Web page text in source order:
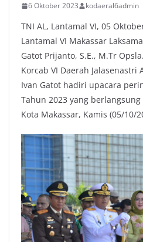
6 Oktober 2023 kodaeral6admin
TNI AL, Lantamal VI, 05
Lantamal VI Makassar
Gatot Prijanto, S.E., M.Tr
Korcab VI Daerah Jalasenastri
Ivan Gatot hadiri upacara
Tahun 2023 yang
Kota Makassar, Kamis (05/10/